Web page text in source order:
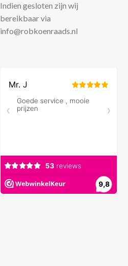
Indien gesloten zijn wij
bereikbaar via
info@robkoenraads.nl